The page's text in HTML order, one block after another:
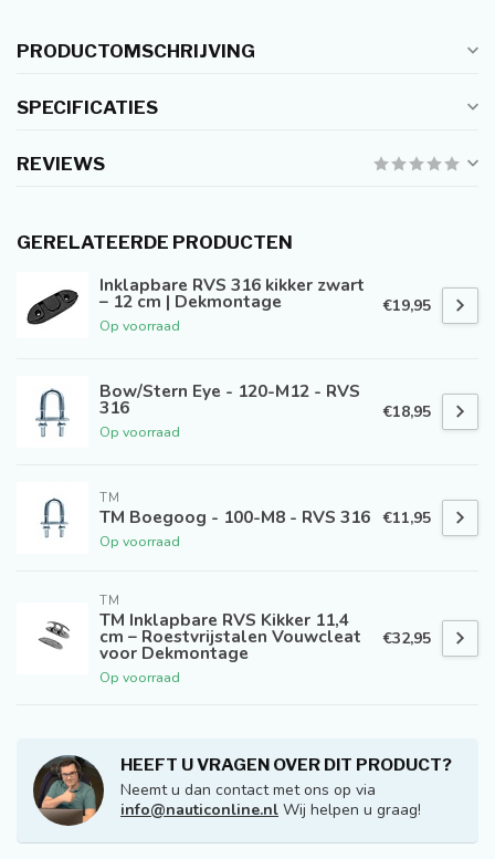
PRODUCTOMSCHRIJVING
SPECIFICATIES
REVIEWS
GERELATEERDE PRODUCTEN
Inklapbare RVS 316 kikker zwart
– 12 cm | Dekmontage
Op voorraad
€19,95
Bow/Stern Eye - 120-M12 - RVS
316
Op voorraad
€18,95
TM
TM Boegoog - 100-M8 - RVS 316
Op voorraad
€11,95
TM
TM Inklapbare RVS Kikker 11,4
cm – Roestvrijstalen Vouwcleat
voor Dekmontage
Op voorraad
€32,95
HEEFT U VRAGEN OVER DIT PRODUCT?
Neemt u dan contact met ons op via
info@nauticonline.nl Wij helpen u graag!